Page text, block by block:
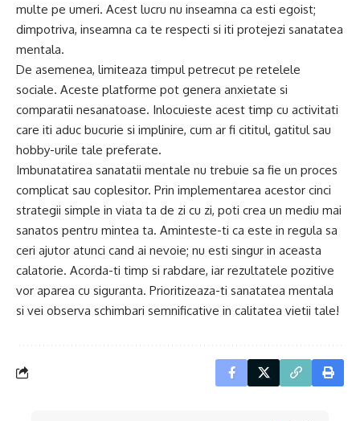
multe pe umeri. Acest lucru nu inseamna ca esti egoist;
dimpotriva, inseamna ca te respecti si iti protejezi sanatatea
mentala.
De asemenea, limiteaza timpul petrecut pe retelele
sociale. Aceste platforme pot genera anxietate si
comparatii nesanatoase. Inlocuieste acest timp cu activitati
care iti aduc bucurie si implinire, cum ar fi cititul, gatitul sau
hobby-urile tale preferate.
Imbunatatirea sanatatii mentale nu trebuie sa fie un proces
complicat sau coplesitor. Prin implementarea acestor cinci
strategii simple in viata ta de zi cu zi, poti crea un mediu mai
sanatos pentru mintea ta. Aminteste-ti ca este in regula sa
ceri ajutor atunci cand ai nevoie; nu esti singur in aceasta
calatorie. Acorda-ti timp si rabdare, iar rezultatele pozitive
vor aparea cu siguranta. Prioritizeaza-ti sanatatea mentala
si vei observa schimbari semnificative in calitatea vietii tale!